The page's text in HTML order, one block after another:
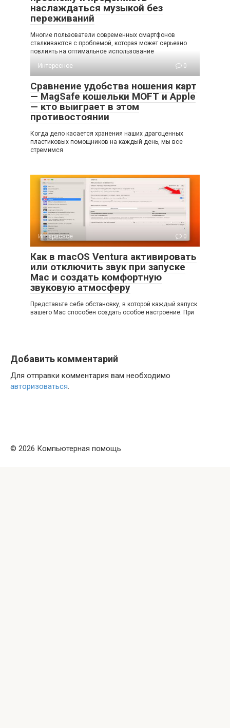
наслаждаться музыкой без
переживаний
Многие пользователи современных смартфонов
сталкиваются с проблемой, которая может серьезно
повлиять на оптимальное использование
Интересное
0
Сравнение удобства ношения карт
— MagSafe кошельки MOFT и Apple
— кто выиграет в этом
противостоянии
Когда дело касается хранения наших драгоценных
пластиковых помощников на каждый день, мы все
стремимся
Интересное 0
Как в macOS Ventura активировать
или отключить звук при запуске
Mac и создать комфортную
звуковую атмосферу
Представьте себе обстановку, в которой каждый запуск
вашего Mac способен создать особое настроение. При
Добавить комментарий
Для отправки комментария вам необходимо
авторизоваться.
© 2026 Компьютерная помощь